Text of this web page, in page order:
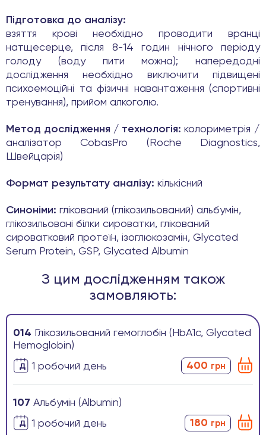
Підготовка до аналізу:
взяття крові необхідно проводити вранці
натщесерце, після 8-14 годин нічного періоду
голоду (воду пити можна); напередодні
дослідження необхідно виключити підвищені
психоемоційні та фізичні навантаження (спортивні
тренування), прийом алкоголю.
Метод дослідження / технологія: колориметрія /
аналізатор CobasPro (Roche Diagnostics,
Швейцарія)
Формат результату аналізу: кількісний
Синоніми: глікований (глікозильований) альбумін,
глікозильовані білки сироватки, глікований
сироватковий протеїн, ізоглюкозамін, Glycated
Serum Protein, GSP, Glycated Albumin
З цим дослідженням також
замовляють:
014 Глікозильований гемоглобін (HbA1c, Glycated
Hemoglobin)
1 робочиӣ день
400 грн
107 Альбумін (Albumin)
1 робочиӣ день
180 грн